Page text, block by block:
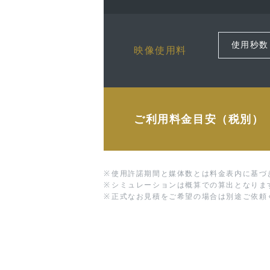
映像使用料
ご利用料金目安（税別）
※ 使用許諾期間と媒体数とは料金表内に基づ
※ シミュレーションは概算での算出となりま
※ 正式なお見積をご希望の場合は別途ご依頼